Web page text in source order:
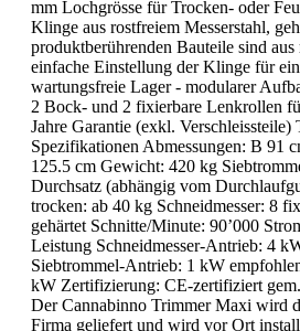
mm Lochgrösse für Trocken- oder
Klinge aus rostfreiem Messerstahl,
produktberührenden Bauteile sind
einfache Einstellung der Klinge für
wartungsfreie Lager - modularer
2 Bock- und 2 fixierbare Lenkrollen
Jahre Garantie (exkl. Verschleissteile)
Spezifikationen Abmessungen: B 91
125.5 cm Gewicht: 420 kg
Durchsatz (abhängig vom
trocken: ab 40 kg Schneidmesser: 8
gehärtet Schnitte/Minute: 90’000
Leistung Schneidmesser-Antrieb: 4
Siebtrommel-Antrieb: 1 kW
kW Zertifizierung: CE-zertifiziert
Der Cannabinno Trimmer Maxi wird
Firma geliefert und wird vor Ort